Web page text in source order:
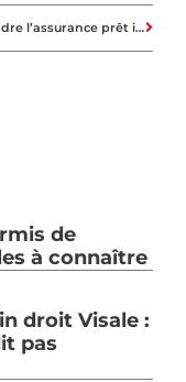
Comprendre l’assurance prêt immobilier pour sécuriser votre investissement
de
à connaître
droit Visale :
pas